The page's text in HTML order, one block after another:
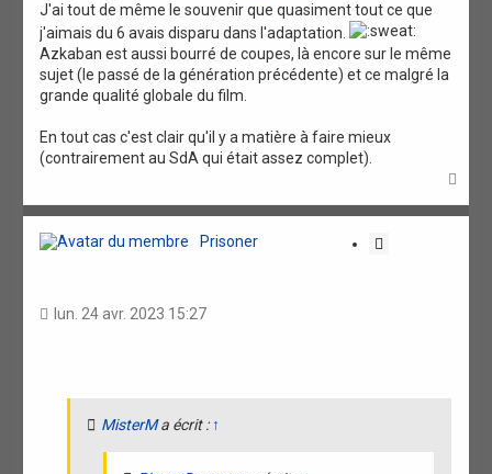
J'ai tout de même le souvenir que quasiment tout ce que
j'aimais du 6 avais disparu dans l'adaptation.
Azkaban est aussi bourré de coupes, là encore sur le même
sujet (le passé de la génération précédente) et ce malgré la
grande qualité globale du film.
En tout cas c'est clair qu'il y a matière à faire mieux
(contrairement au SdA qui était assez complet).
u
Prisoner
lun. 24 avr. 2023 15:27
MisterMa écrit : ↑